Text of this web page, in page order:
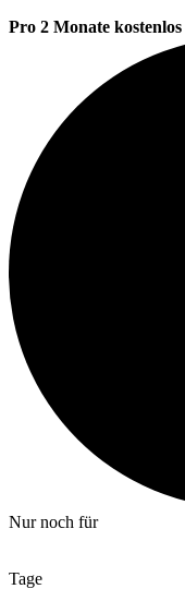
Pro 2 Monate kostenlos
Nur noch für
Tage